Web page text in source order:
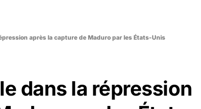
après la capture de Maduro par les États-Unis
dans la répression